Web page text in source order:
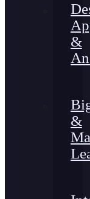
&
&